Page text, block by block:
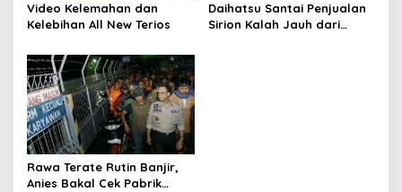
Video Kelemahan dan
Kelebihan All New Terios
Daihatsu Santai Penjualan
Sirion Kalah Jauh dari
Rawa Terate Rutin Banjir,
Anies Bakal Cek Pabrik